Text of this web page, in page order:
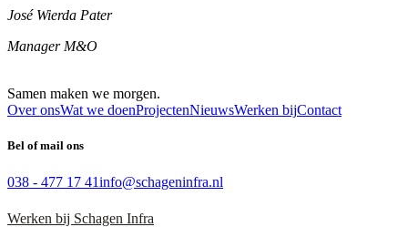
José Wierda Pater
Manager M&O
Samen maken we morgen.
Over onsWat we doenProjectenNieuwsWerken bijContact
Bel of mail ons
038 - 477 17 41info@schageninfra.nl
Werken bij Schagen Infra